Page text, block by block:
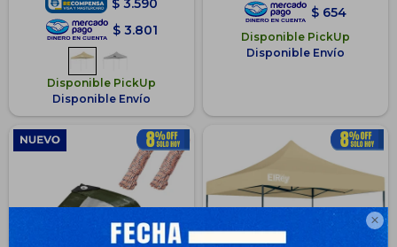

$ 3.590
$ 3.801
Disponible PickUp
Disponible Envío
$ 654
Disponible PickUp
Disponible Envío